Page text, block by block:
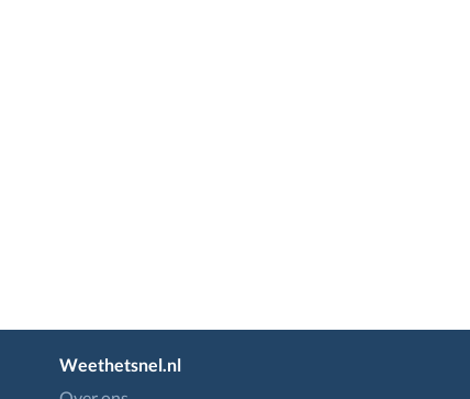
Weethetsnel.nl